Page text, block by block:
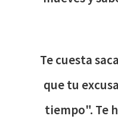
Te cuesta
que tu
tiempo". Te